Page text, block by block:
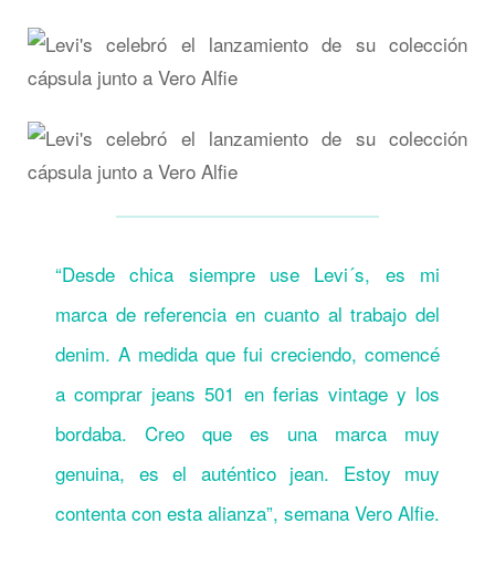
“Desde chica siempre use Levi´s, es mi
marca de referencia en cuanto al trabajo del
denim. A medida que fui creciendo, comencé
a comprar jeans 501 en ferias vintage y los
bordaba. Creo que es una marca muy
genuina, es el auténtico jean. Estoy muy
contenta con esta alianza”, semana Vero Alfie.